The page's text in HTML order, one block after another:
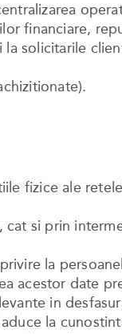
financiare,
solicitarile
fizice ale
si prin
la
acestor date
in
la